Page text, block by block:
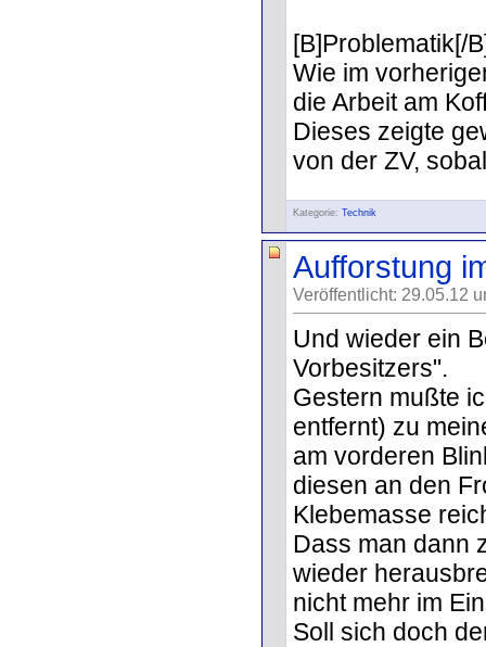
[B]Problematik[/
Wie im
die Arbeit am
Dieses zeigte
von der ZV,
Kategorie: Technik
Aufforstung
Veröffentlicht: 29.05.12
Und wieder ein
Vorbesitzers".
Gestern mußte
entfernt) zu
am vorderen
diesen an den
Klebemasse
Dass man dann
wieder
nicht mehr im
Soll sich doch